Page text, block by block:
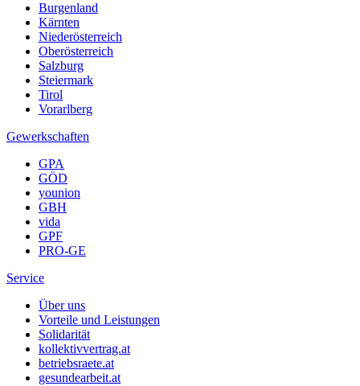
Burgenland
Kärnten
Niederösterreich
Oberösterreich
Salzburg
Steiermark
Tirol
Vorarlberg
Gewerkschaften
GPA
GÖD
younion
GBH
vida
GPF
PRO-GE
Service
Über uns
Vorteile und Leistungen
Solidarität
kollektivvertrag.at
betriebsraete.at
gesundearbeit.at